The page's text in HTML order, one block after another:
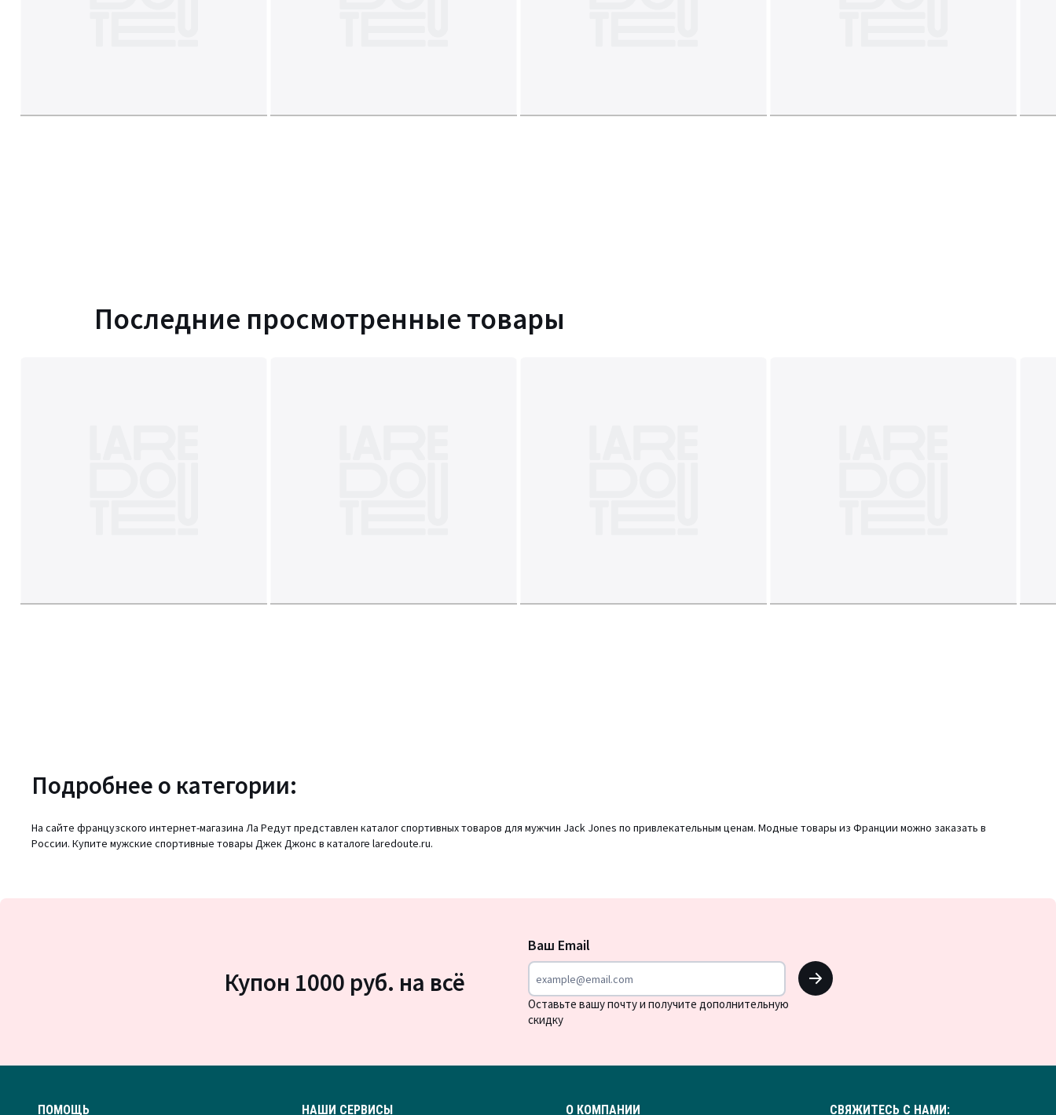
Последние просмотренные товары
Подробнее о категории:
На сайте французского интернет-магазина Ла Редут представлен каталог спортивных товаров для мужчин Jack Jones по привлекательным ценам. Модные товары из Франции можно заказать в
России. Купите мужские спортивные товары Джек Джонс в каталоге laredoute.ru.
новости
Купон 1000 руб. на всё
Ваш Email
OK
Оставьте вашу почту и получите дополнительную
скидку
ПОМОЩЬ НАШИ СЕРВИСЫ О КОМПАНИИ СВЯЖИТЕСЬ С НАМИ: